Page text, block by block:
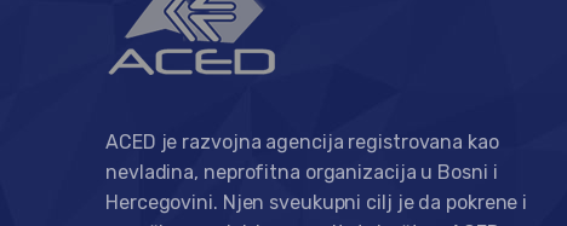
ACED je razvojna agencija registrovana kao
nevladina, neprofitna organizacija u Bosni i
Hercegovini. Njen sveukupni cilj je da pokrene i